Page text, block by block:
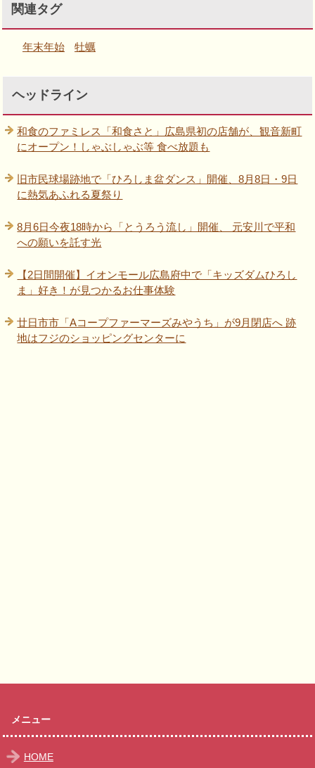
関連タグ
年末年始 牡蠣
ヘッドライン
和食のファミレス「和食さと」広島県初の店舗が、観音新町
にオープン！しゃぶしゃぶ等 食べ放題も
旧市民球場跡地で「ひろしま盆ダンス」開催、8月8日・9日
に熱気あふれる夏祭り
8月6日今夜18時から「とうろう流し」開催、 元安川で平和
への願いを託す光
【2日間開催】イオンモール広島府中で「キッズダムひろし
ま」好き！が見つかるお仕事体験
廿日市市「Aコープファーマーズみやうち」が9月閉店へ 跡
地はフジのショッピングセンターに
メニュー
HOME